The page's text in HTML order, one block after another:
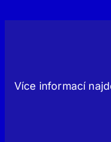
Více informací